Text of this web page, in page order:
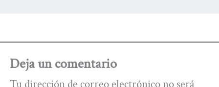
Deja un comentario
Tu dirección de correo electrónico no será